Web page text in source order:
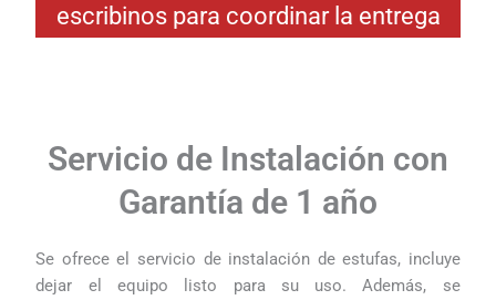
escribinos para coordinar la entrega
Servicio de Instalación con
Garantía de 1 año
Se ofrece el servicio de instalación de estufas, incluye
dejar el equipo listo para su uso. Además, se